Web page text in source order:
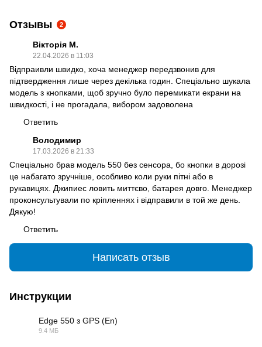
Отзывы 2
Вікторія М.
22.04.2026 в 11:03
Відпраивли швидко, хоча менеджер передзвонив для
підтвердження лише через декілька годин. Спеціально шукала
модель з кнопками, щоб зручно було перемикати екрани на
швидкості, і не прогадала, вибором задоволена
Ответить
Володимир
17.03.2026 в 21:33
Спеціально брав модель 550 без сенсора, бо кнопки в дорозі
це набагато зручніше, особливо коли руки пітні або в
рукавицях. Джипиес ловить миттєво, батарея довго. Менеджер
проконсультували по кріпленнях і відправили в той же день.
Дякую!
Ответить
Написать отзыв
Инструкции
Edge 550 з GPS (En)
9.4 МБ